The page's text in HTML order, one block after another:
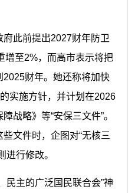
府此前提出2027财年防卫
增至2%，而高市表示将把
财年。她还称将加快
实施方针，并计划在2026
战略》等“安保三文件”。
文件时，企图对“无核三
进行修改。
民主的广泛国民联合会”神